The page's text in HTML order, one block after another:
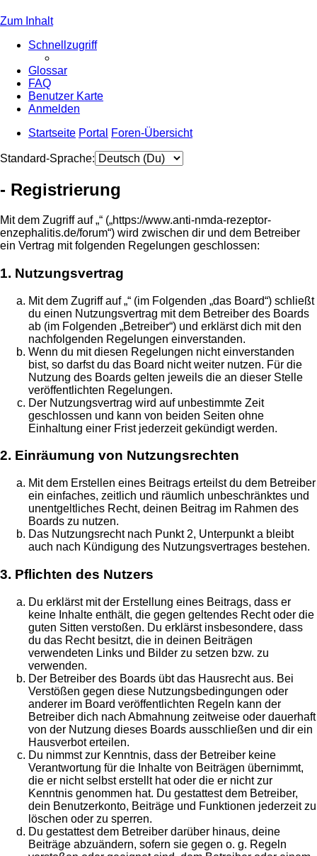
Zum Inhalt
Schnellzugriff
Glossar
FAQ
Benutzer Karte
Anmelden
Startseite Portal Foren-Übersicht
Standard-Sprache:
- Registrierung
Mit dem Zugriff auf „“ („https://www.anti-nmda-rezeptor-
enzephalitis.de/forum“) wird zwischen dir und dem Betreiber
ein Vertrag mit folgenden Regelungen geschlossen:
1. Nutzungsvertrag
Mit dem Zugriff auf „“ (im Folgenden „das Board“) schließt
du einen Nutzungsvertrag mit dem Betreiber des Boards
ab (im Folgenden „Betreiber“) und erklärst dich mit den
nachfolgenden Regelungen einverstanden.
Wenn du mit diesen Regelungen nicht einverstanden
bist, so darfst du das Board nicht weiter nutzen. Für die
Nutzung des Boards gelten jeweils die an dieser Stelle
veröffentlichten Regelungen.
Der Nutzungsvertrag wird auf unbestimmte Zeit
geschlossen und kann von beiden Seiten ohne
Einhaltung einer Frist jederzeit gekündigt werden.
2. Einräumung von Nutzungsrechten
Mit dem Erstellen eines Beitrags erteilst du dem Betreiber
ein einfaches, zeitlich und räumlich unbeschränktes und
unentgeltliches Recht, deinen Beitrag im Rahmen des
Boards zu nutzen.
Das Nutzungsrecht nach Punkt 2, Unterpunkt a bleibt
auch nach Kündigung des Nutzungsvertrages bestehen.
3. Pflichten des Nutzers
Du erklärst mit der Erstellung eines Beitrags, dass er
keine Inhalte enthält, die gegen geltendes Recht oder die
guten Sitten verstoßen. Du erklärst insbesondere, dass
du das Recht besitzt, die in deinen Beiträgen
verwendeten Links und Bilder zu setzen bzw. zu
verwenden.
Der Betreiber des Boards übt das Hausrecht aus. Bei
Verstößen gegen diese Nutzungsbedingungen oder
anderer im Board veröffentlichten Regeln kann der
Betreiber dich nach Abmahnung zeitweise oder dauerhaft
von der Nutzung dieses Boards ausschließen und dir ein
Hausverbot erteilen.
Du nimmst zur Kenntnis, dass der Betreiber keine
Verantwortung für die Inhalte von Beiträgen übernimmt,
die er nicht selbst erstellt hat oder die er nicht zur
Kenntnis genommen hat. Du gestattest dem Betreiber,
dein Benutzerkonto, Beiträge und Funktionen jederzeit zu
löschen oder zu sperren.
Du gestattest dem Betreiber darüber hinaus, deine
Beiträge abzuändern, sofern sie gegen o. g. Regeln